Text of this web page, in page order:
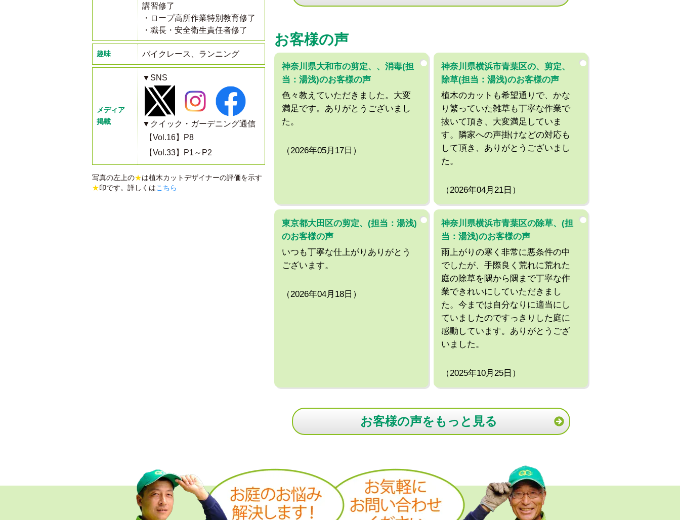
講習修了
・ロープ高所作業特別教育修了
・職長・安全衛生責任者修了
趣味 バイクレース、ランニング
メディア
掲載
▼SNS
▼クイック・ガーデニング通信
【Vol.16】P8
【Vol.33】P1～P2
写真の左上の★は植木カットデザイナーの評価を示す
★印です。詳しくはこちら
お客様の声
神奈川県大和市の剪定、、消毒(担
当：湯浅)のお客様の声
色々教えていただきました。大変
満足です。ありがとうございまし
た。
（2026年05月17日）
神奈川県横浜市青葉区の、剪定、
除草(担当：湯浅)のお客様の声
植木のカットも希望通りで、かな
り繁っていた雑草も丁寧な作業で
抜いて頂き、大変満足していま
す。隣家への声掛けなどの対応も
して頂き、ありがとうございまし
た。
（2026年04月21日）
東京都大田区の剪定、(担当：湯浅)
のお客様の声
いつも丁寧な仕上がりありがとう
ございます。
（2026年04月18日）
神奈川県横浜市青葉区の除草、(担
当：湯浅)のお客様の声
雨上がりの寒く非常に悪条件の中
でしたが、手際良く荒れに荒れた
庭の除草を隅から隅まで丁寧な作
業できれいにしていただきまし
た。今までは自分なりに適当にし
ていましたのですっきりした庭に
感動しています。ありがとうござ
いました。
（2025年10月25日）
お客様の声をもっと見る